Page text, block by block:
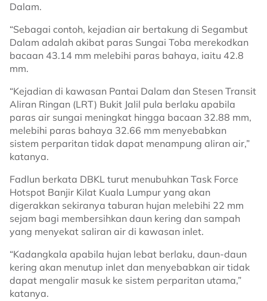
Dalam.
“Sebagai contoh, kejadian air bertakung di Segambut
Dalam adalah akibat paras Sungai Toba merekodkan
bacaan 43.14 mm melebihi paras bahaya, iaitu 42.8
mm.
“Kejadian di kawasan Pantai Dalam dan Stesen Transit
Aliran Ringan (LRT) Bukit Jalil pula berlaku apabila
paras air sungai meningkat hingga bacaan 32.88 mm,
melebihi paras bahaya 32.66 mm menyebabkan
sistem perparitan tidak dapat menampung aliran air,”
katanya.
Fadlun berkata DBKL turut menubuhkan Task Force
Hotspot Banjir Kilat Kuala Lumpur yang akan
digerakkan sekiranya taburan hujan melebihi 22 mm
sejam bagi membersihkan daun kering dan sampah
yang menyekat saliran air di kawasan inlet.
“Kadangkala apabila hujan lebat berlaku, daun-daun
kering akan menutup inlet dan menyebabkan air tidak
dapat mengalir masuk ke sistem perparitan utama,”
katanya.